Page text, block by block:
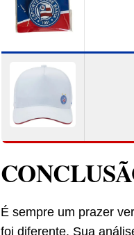
É sempre um prazer
foi diferente. Sua